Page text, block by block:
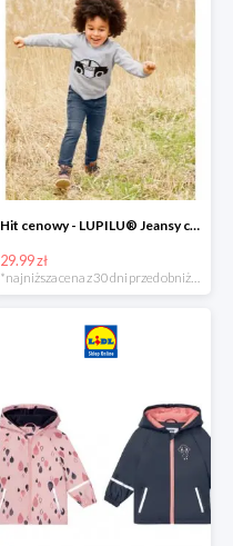
Hit cenowy - LUPILU® Jeansy chłopięce slim fit
29.99 zł